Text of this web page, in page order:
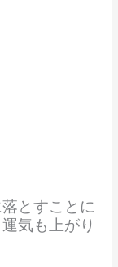
とすことに
気も上がり